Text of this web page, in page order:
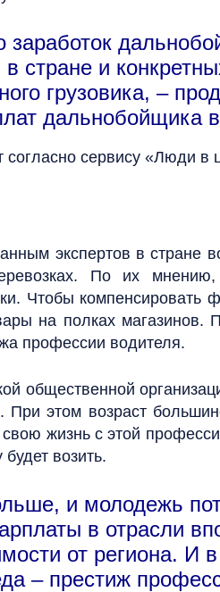
заработок
стране и
грузовика, –
дальнобойщика
сервису «Люди
экспертов в стране
По их
Чтобы
на полках магазинов.
профессии водителя.
общественной
При этом возраст
жизнь с этой
возить.
и молодежь
в отрасли
от региона. И
– престиж